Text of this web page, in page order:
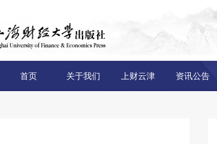
首页 关于我们 上财云津 资讯公告